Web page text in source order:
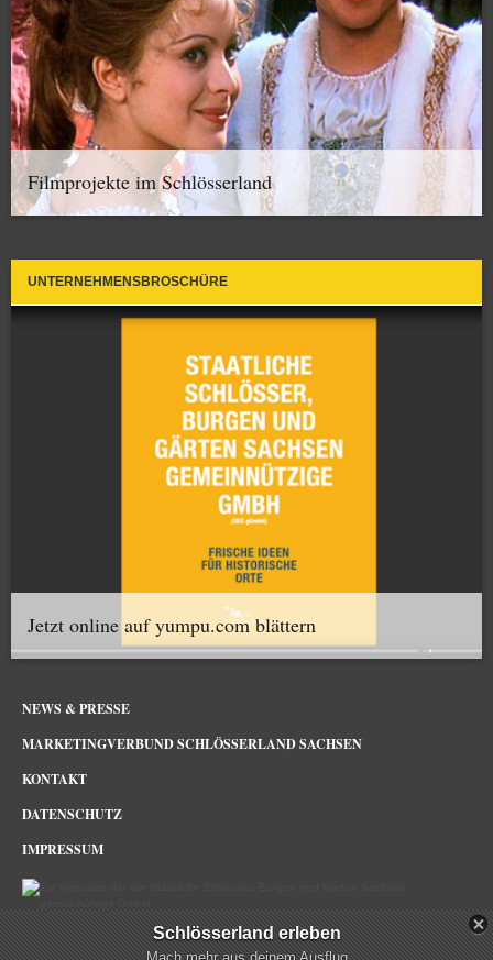
Filmprojekte im Schlösserland
UNTERNEHMENSBROSCHÜRE
Jetzt online auf yumpu.com blättern
NEWS & PRESSE
MARKETINGVERBUND SCHLÖSSERLAND SACHSEN
KONTAKT
DATENSCHUTZ
IMPRESSUM
Schlösserland Sachsen im Netz
Schlösserland erleben